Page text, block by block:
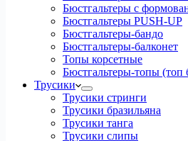
Бюстгальтеры с
Бюстгальтеры PUSH-UP
Бюстгальтеры-бандо
Бюстгальтеры-балконет
Топы корсетные
Бюстгальтеры-топы (топ
Трусики
Трусики стринги
Трусики бразильяна
Трусики танга
Трусики слипы